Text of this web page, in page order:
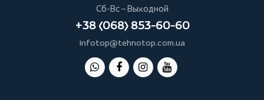
Сб-Вс – Выходной
+38 (068) 853-60-60
infotop@tehnotop.com.ua